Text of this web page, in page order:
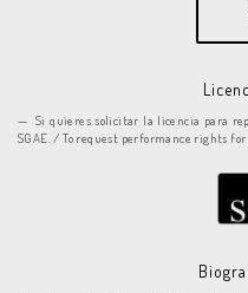
Si quieres solicitar la licencia para
SGAE. / To request performance rights